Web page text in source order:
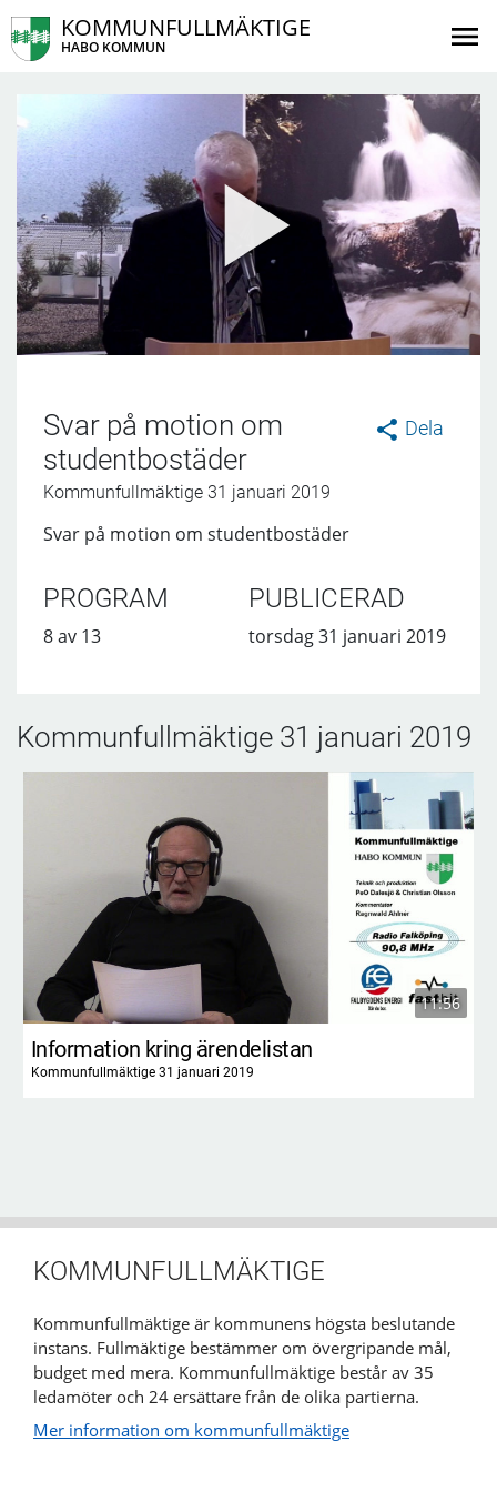
KOMMUNFULLMÄKTIGE
HABO KOMMUN
Dela
Svar på motion om
studentbostäder
Kommunfullmäktige 31 januari 2019
Svar på motion om studentbostäder
PROGRAM
8 av 13
PUBLICERAD
torsdag 31 januari 2019
Kommunfullmäktige 31 januari 2019
11:56
Information kring ärendelistan
Kommunfullmäktige 31 januari 2019
KOMMUNFULLMÄKTIGE
Kommunfullmäktige är kommunens högsta beslutande
instans. Fullmäktige bestämmer om övergripande mål,
budget med mera. Kommunfullmäktige består av 35
ledamöter och 24 ersättare från de olika partierna.
Mer information om kommunfullmäktige